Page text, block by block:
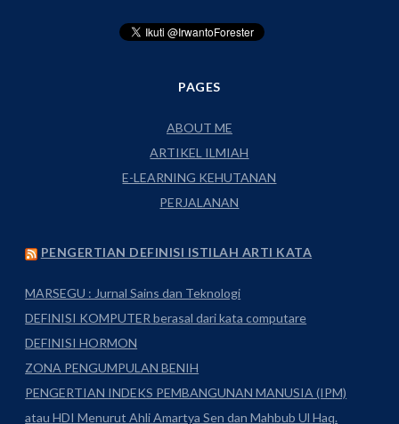
PAGES
ABOUT ME
ARTIKEL ILMIAH
E-LEARNING KEHUTANAN
PERJALANAN
PENGERTIAN DEFINISI ISTILAH ARTI KATA
MARSEGU : Jurnal Sains dan Teknologi
DEFINISI KOMPUTER berasal dari kata computare
DEFINISI HORMON
ZONA PENGUMPULAN BENIH
PENGERTIAN INDEKS PEMBANGUNAN MANUSIA (IPM)
atau HDI Menurut Ahli Amartya Sen dan Mahbub Ul Haq.